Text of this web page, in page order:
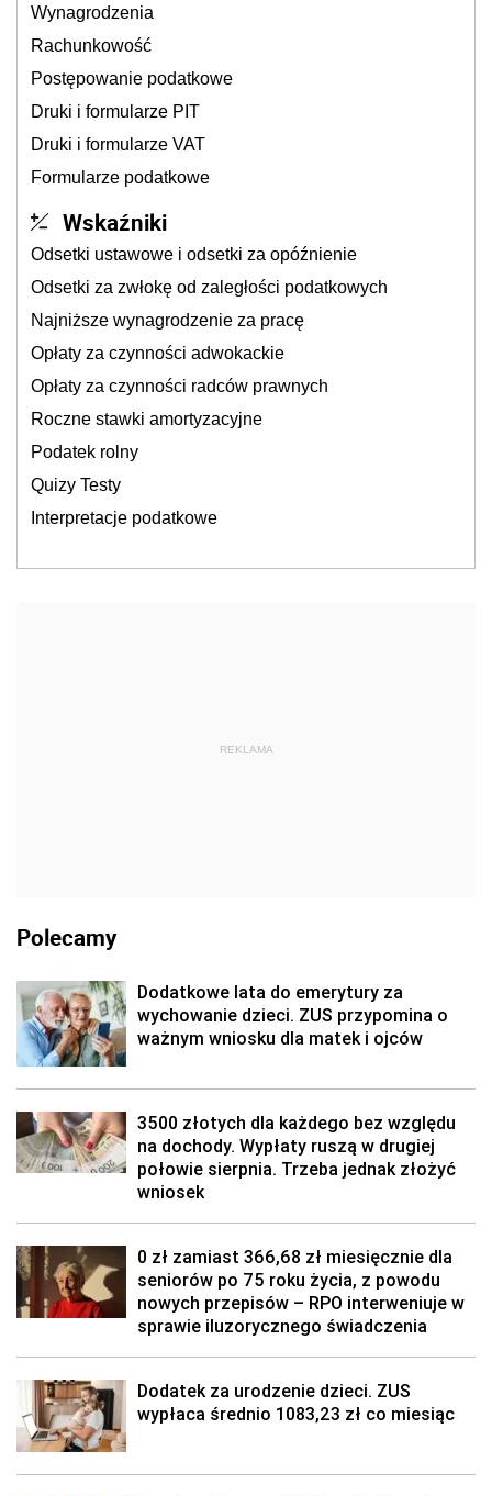
Wynagrodzenia
Rachunkowość
Postępowanie podatkowe
Druki i formularze PIT
Druki i formularze VAT
Formularze podatkowe
Wskaźniki
Odsetki ustawowe i odsetki za opóźnienie
Odsetki za zwłokę od zaległości podatkowych
Najniższe wynagrodzenie za pracę
Opłaty za czynności adwokackie
Opłaty za czynności radców prawnych
Roczne stawki amortyzacyjne
Podatek rolny
Quizy Testy
Interpretacje podatkowe
REKLAMA
Polecamy
Dodatkowe lata do emerytury za
wychowanie dzieci. ZUS przypomina o
ważnym wniosku dla matek i ojców
3500 złotych dla każdego bez względu
na dochody. Wypłaty ruszą w drugiej
połowie sierpnia. Trzeba jednak złożyć
wniosek
0 zł zamiast 366,68 zł miesięcznie dla
seniorów po 75 roku życia, z powodu
nowych przepisów – RPO interweniuje w
sprawie iluzorycznego świadczenia
Dodatek za urodzenie dzieci. ZUS
wypłaca średnio 1083,23 zł co miesiąc